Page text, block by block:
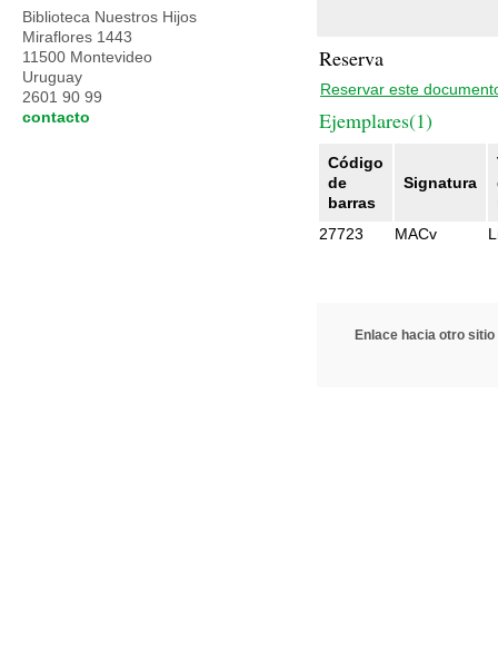
Reserva
Reservar este
Ejemplares(1)
Código
de
barras
Signatura
27723
MACv
Enlace hacia otro sitio
Biblioteca Nuestros Hijos
Miraflores 1443
11500 Montevideo
Uruguay
2601 90 99
contacto